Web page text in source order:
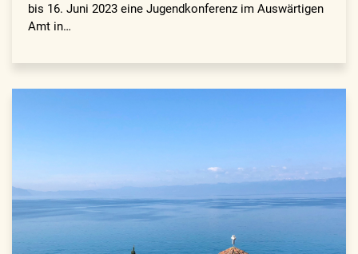
bis 16. Juni 2023 eine Jugendkonferenz im Auswärtigen
Amt in…